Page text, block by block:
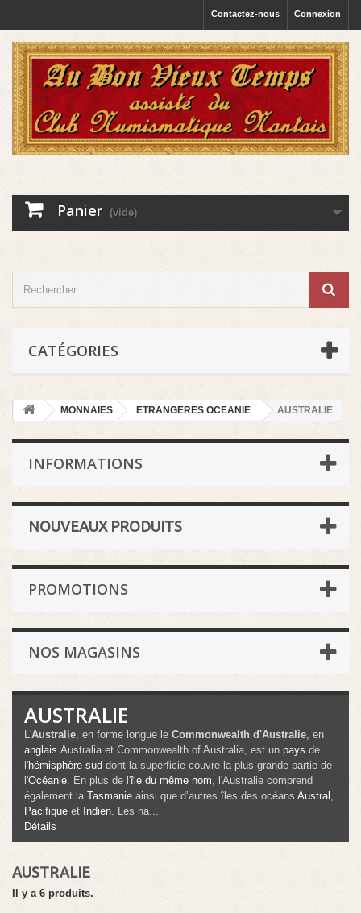
Connexion
Contactez-nous
Panier (vide)
CATÉGORIES
MONNAIES ETRANGERES OCEANIE AUSTRALIE
INFORMATIONS
NOUVEAUX PRODUITS
PROMOTIONS
NOS MAGASINS
AUSTRALIE
L'Australie, en forme longue le Commonwealth d'Australie, en
anglais Australiaet Commonwealth of Australia, est un pays de
l'hémisphère sud dont la superficie couvre la plus grande partie de
l'Océanie. En plus de l'île du même nom, l'Australie comprend
également la Tasmanie ainsi que d’autres îles des océans Austral ,
Pacifique et Indien. Les na...
Détails
AUSTRALIE
Il y a 6 produits.